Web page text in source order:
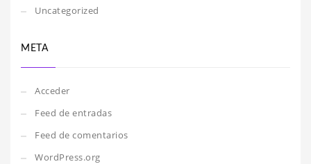
Uncategorized
META
Acceder
Feed de entradas
Feed de comentarios
WordPress.org